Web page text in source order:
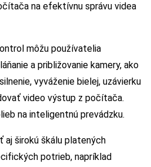
na efektívnu správu videa
môžu používatelia
a približovanie kamery, ako
vyváženie bielej, uzávierku
video výstup z počítača.
na inteligentnú prevádzku.
aj širokú škálu platených
potrieb, napríklad